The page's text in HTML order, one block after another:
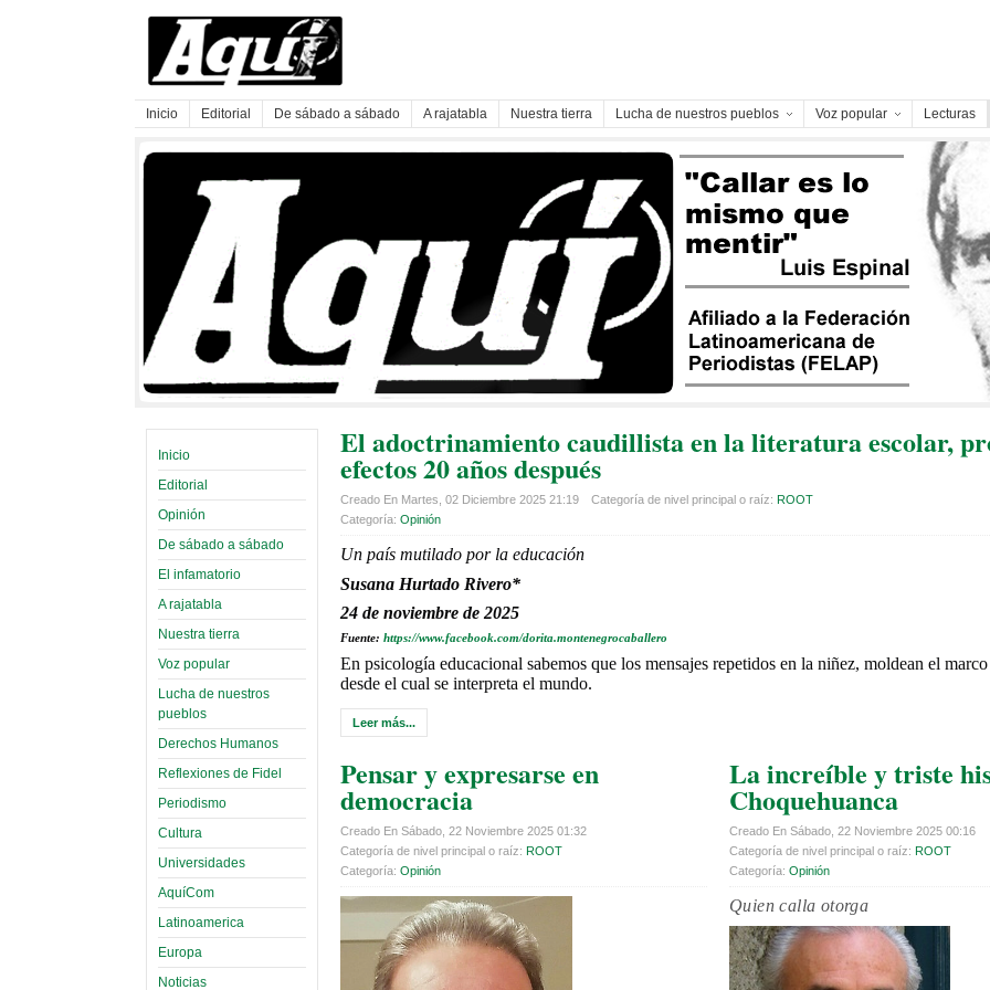
Inicio Editorial De sábado a sábado A rajatabla Nuestra tierra Lucha de nuestros pueblos Voz popular Lecturas
Inicio
Editorial
Opinión
De sábado a sábado
El infamatorio
A rajatabla
Nuestra tierra
Voz popular
Lucha de nuestros
pueblos
Derechos Humanos
Reflexiones de Fidel
Periodismo
Cultura
Universidades
AquíCom
Latinoamerica
Europa
Noticias
El adoctrinamiento caudillista en la literatura escolar,
efectos 20 años después
Creado En Martes, 02 Diciembre 2025 21:19 Categoría de nivel principal o raíz: ROOT
Categoría: Opinión
Un país mutilado por la educación
Susana Hurtado Rivero*
24 de noviembre de 2025
Fuente: https://www.facebook.com/dorita.montenegrocaballero
En psicología educacional sabemos que los mensajes repetidos en la niñez, moldean el
desde el cual se interpreta el mundo.
Leer más...
Pensar y expresarse en
democracia
Creado En Sábado, 22 Noviembre 2025 01:32
Categoría de nivel principal o raíz: ROOT
Categoría: Opinión
La increíble y triste
Choquehuanca
Creado En Sábado, 22 Noviembre 2025 00:16
Categoría de nivel principal o raíz: ROOT
Categoría: Opinión
Quien calla otorga